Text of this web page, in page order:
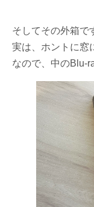
そしてその外箱で
実は、ホントに窓
なので、中のBlu-